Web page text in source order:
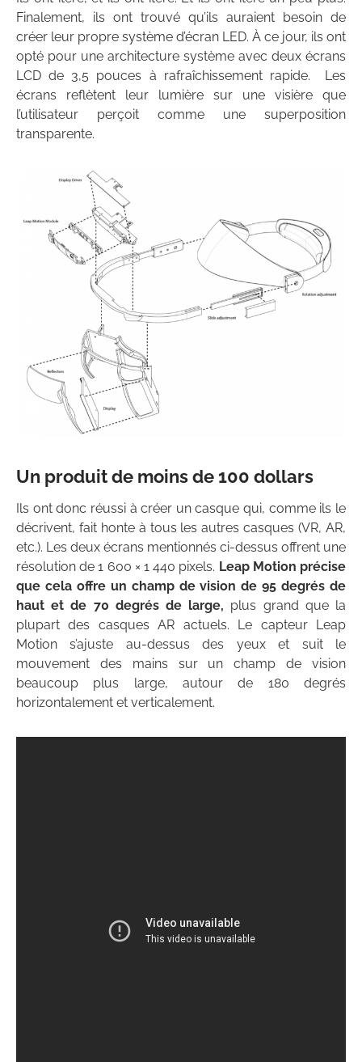
Finalement, ils ont trouvé qu’ils auraient besoin de
créer leur propre système d’écran LED. À ce jour, ils ont
opté pour une architecture système avec deux écrans
LCD de 3,5 pouces à rafraîchissement rapide. Les
écrans reflètent leur lumière sur une visière que
l’utilisateur perçoit comme une superposition
transparente.
Un produit de moins de 100 dollars
Ils ont donc réussi à créer un casque qui, comme ils le
décrivent, fait honte à tous les autres casques (VR, AR,
etc.). Les deux écrans mentionnés ci-dessus offrent une
résolution de 1 600 × 1 440 pixels. Leap Motion précise
que cela offre un champ de vision de 95 degrés de
haut et de 70 degrés de large, plus grand que la
plupart des casques AR actuels. Le capteur Leap
Motion s’ajuste au-dessus des yeux et suit le
mouvement des mains sur un champ de vision
beaucoup plus large, autour de 180 degrés
horizontalement et verticalement.